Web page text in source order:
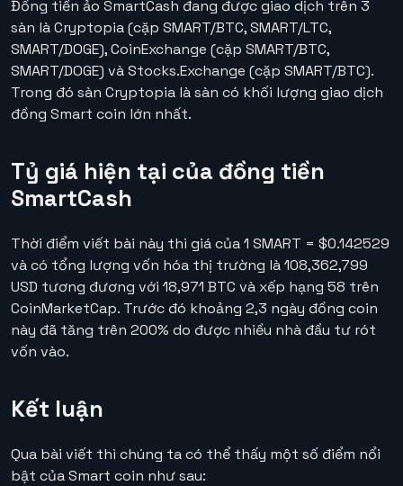
Đồng tiền ảo SmartCash đang được giao dịch trên 3
sàn là Cryptopia (cặp SMART/BTC, SMART/LTC,
SMART/DOGE), CoinExchange (cặp SMART/BTC,
SMART/DOGE) và Stocks.Exchange (cặp SMART/BTC).
Trong đó sàn Cryptopia là sàn có khối lượng giao dịch
đồng Smart coin lớn nhất.
Tỷ giá hiện tại của đồng tiền
SmartCash
Thời điểm viết bài này thì giá của 1 SMART = $0.142529
và có tổng lượng vốn hóa thị trường là 108,362,799
USD tương đương với 18,971 BTC và xếp hạng 58 trên
CoinMarketCap. Trước đó khoảng 2,3 ngày đồng coin
này đã tăng trên 200% do được nhiều nhà đầu tư rót
vốn vào.
Kết luận
Qua bài viết thì chúng ta có thể thấy một số điểm nổi
bật của Smart coin như sau: